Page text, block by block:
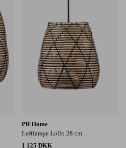
PR Home
Loftlampe Lollo 28 cm
1 125 DKK